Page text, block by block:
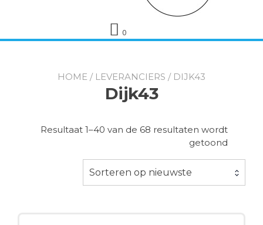
0
HOME / LEVERANCIERS / DIJK43
Dijk43
Resultaat 1–40 van de 68 resultaten wordt
getoond
Sorteren op nieuwste